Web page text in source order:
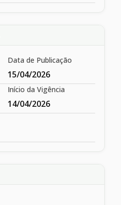
Data de Publicação
15/04/2026
Início da Vigência
14/04/2026